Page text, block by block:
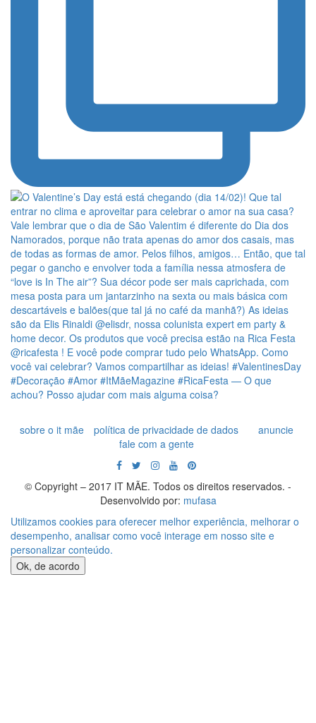
sobre o it mãe política de privacidade de dados
anuncie
fale com a gente
© Copyright – 2017 IT MÃE. Todos os direitos reservados. -
Desenvolvido por: mufasa
Utilizamos cookies para oferecer melhor experiência, melhorar o
desempenho, analisar como você interage em nosso site e
personalizar conteúdo.
Ok, de acordo